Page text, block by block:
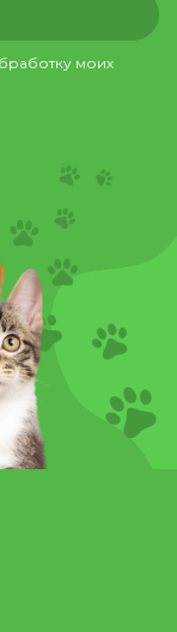
моих